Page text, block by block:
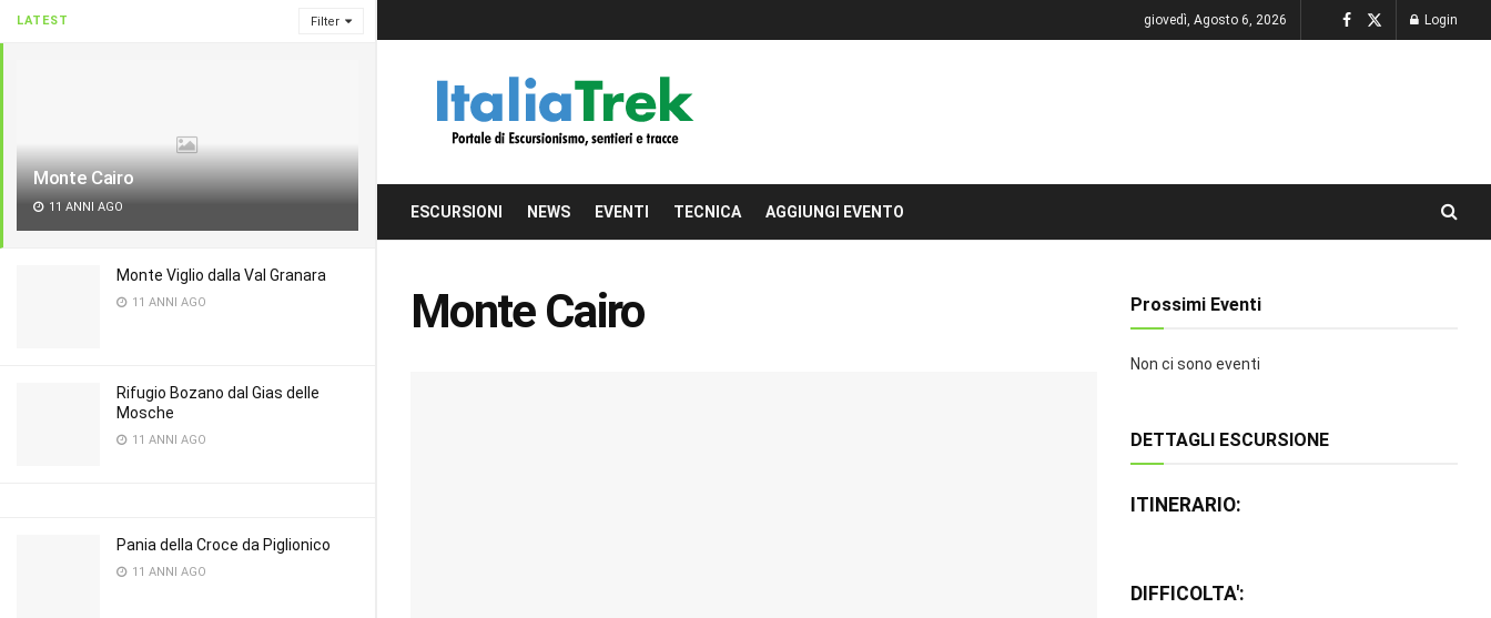
LATEST Filter
Monte Cairo
11 ANNI AGO
Monte Viglio dalla Val Granara
11 ANNI AGO
Rifugio Bozano dal Gias delle
Mosche
11 ANNI AGO
Pania della Croce da Piglionico
11 ANNI AGO
giovedì, Agosto 6, 2026 Login
ESCURSIONI NEWS EVENTI TECNICA AGGIUNGI EVENTO
Monte Cairo Prossimi Eventi
Non ci sono eventi
DETTAGLI ESCURSIONE
ITINERARIO:
DIFFICOLTA':